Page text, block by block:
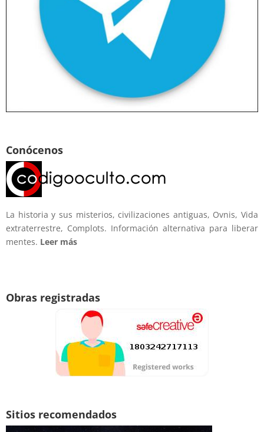
Conócenos
La historia y sus misterios, civilizaciones antiguas, Ovnis, Vida
extraterrestre, Complots. Información alternativa para liberar
mentes. Leer más
Obras registradas
Sitios recomendados